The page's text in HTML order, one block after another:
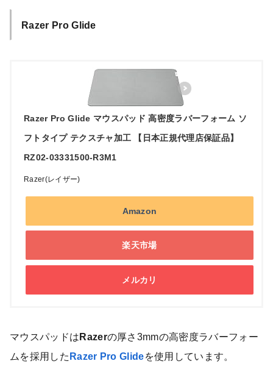
Razer Pro Glide
Razer Pro Glide マウスパッド 高密度ラバーフォーム ソ
フトタイプ テクスチャ加工 【日本正規代理店保証品】
RZ02-03331500-R3M1
Razer(レイザー)
Amazon
楽天市場
メルカリ
マウスパッドは Razerの厚さ3mmの高密度ラバーフォー
ムを採用した Razer Pro Glideを使用しています。